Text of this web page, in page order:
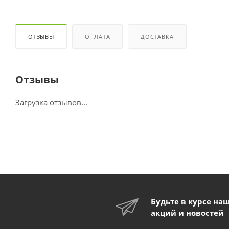
ОТЗЫВЫ ОПЛАТА ДОСТАВКА
Отзывы
Загрузка отзывов...
Будьте в курсе
акций и новостей